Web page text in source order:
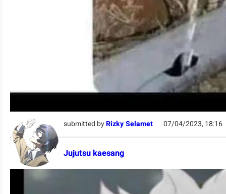
submitted byRizky Selamet 07/04/2023, 18:16
Jujutsu kaesang